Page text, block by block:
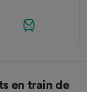
en train de